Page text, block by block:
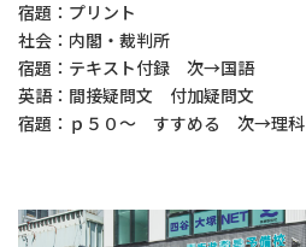
宿題：プリント
社会：内閣・裁判所
宿題：テキスト付録 次→国語
英語：間接疑問文 付加疑問文
宿題：ｐ５０～ すすめる 次→理科